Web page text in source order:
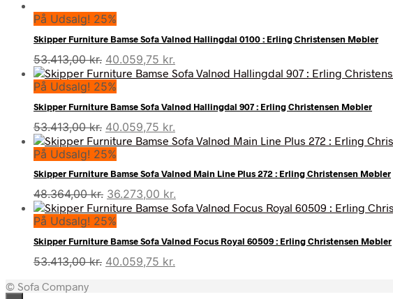
På Udsalg! 25%
Skipper Furniture Bamse Sofa Valnød Hallingdal 0100 : Erling Christensen Møbler
53.413,00kr. Den
oprindelige
pris
var:
53.413,00 kr..
40.059,75 kr.
aktuelle
40.059,75 kr..
På Udsalg! 25%
Skipper Furniture Bamse Sofa Valnød Hallingdal 907 : Erling Christensen Møbler
53.413,00kr. Den
oprindelige
pris
var:
53.413,00 kr..
40.059,75 kr.
aktuelle
40.059,75 kr..
På Udsalg! 25%
Skipper Furniture Bamse Sofa Valnød Main Line Plus 272 : Erling Christensen Møbler
48.364,00kr. Den
oprindelige
pris
var:
48.364,00 kr..
36.273,00 kr.
aktuelle
36.273,00 kr..
På Udsalg! 25%
Skipper Furniture Bamse Sofa Valnød Focus Royal 60509 : Erling Christensen Møbler
53.413,00kr. Den
40.059,75 kr.
© Sofa Company